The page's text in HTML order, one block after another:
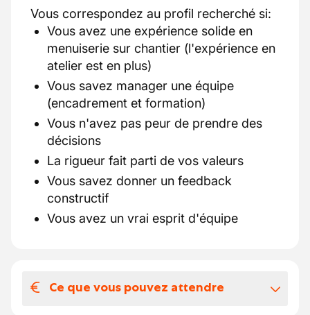
Vous correspondez au profil recherché si:
Vous avez une expérience solide en
menuiserie sur chantier (l'expérience en
atelier est en plus)
Vous savez manager une équipe
(encadrement et formation)
Vous n'avez pas peur de prendre des
décisions
La rigueur fait parti de vos valeurs
Vous savez donner un feedback
constructif
Vous avez un vrai esprit d'équipe
Ce que vous pouvez attendre